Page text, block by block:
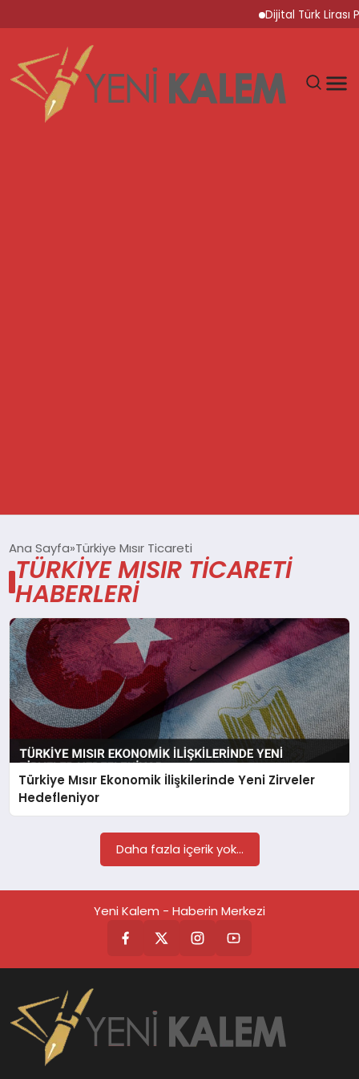
Dijital Türk Lirası
SPOR
DÜNYA
EKONOMİ
YAŞAM
TEKNOLOJİ
SAĞLIK
Ana Sayfa Türkiye Mısır Ticareti
TÜRKIYE MISIR TICARETI
HABERLERI
Türkiye Mısır Ekonomik İlişkilerinde Yeni Zirveler
Hedefleniyor
Daha fazla içerik yok...
Yeni Kalem - Haberin Merkezi